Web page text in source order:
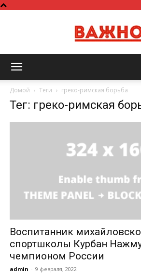
Домой Теги греко-римская борьба
Тег: греко-римская
Воспитанник
спортшколы Курбан
чемпионом России
admin - 9 февраля, 2022